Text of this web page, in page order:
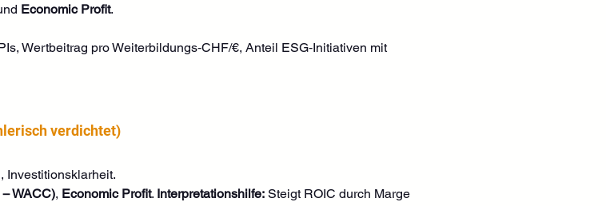
Economic Profit.
Wertbeitrag pro Weiterbildungs‑CHF/€, Anteil ESG‑Initiativen mit
verdichtet)
Investitionsklarheit.
WACC), Economic Profit. Interpretationshilfe: Steigt ROIC durch Marge